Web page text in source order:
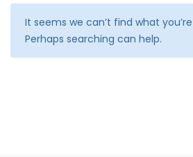
It seems we can’t find what
Perhaps searching can help.